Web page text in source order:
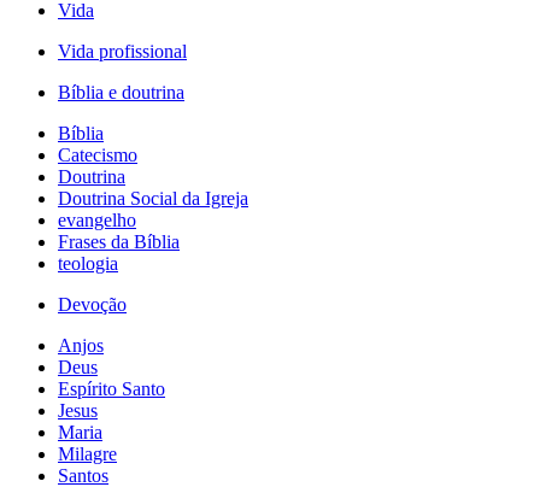
Vida
Vida profissional
Bíblia e doutrina
Bíblia
Catecismo
Doutrina
Doutrina Social da Igreja
evangelho
Frases da Bíblia
teologia
Devoção
Anjos
Deus
Espírito Santo
Jesus
Maria
Milagre
Santos